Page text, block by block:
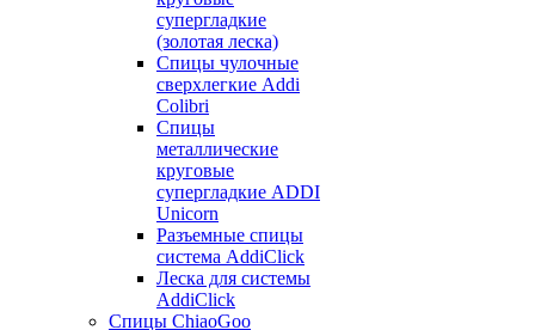
супергладкие
(золотая леска)
Спицы чулочные
сверхлегкие Addi
Colibri
Спицы
металлические
круговые
супергладкие ADDI
Unicorn
Разъемные спицы
система AddiClick
Леска для системы
AddiClick
Спицы ChiaoGoo